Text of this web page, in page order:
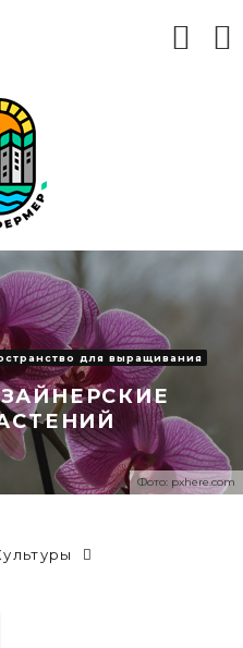
Фото: pxhere.com
для выращивания